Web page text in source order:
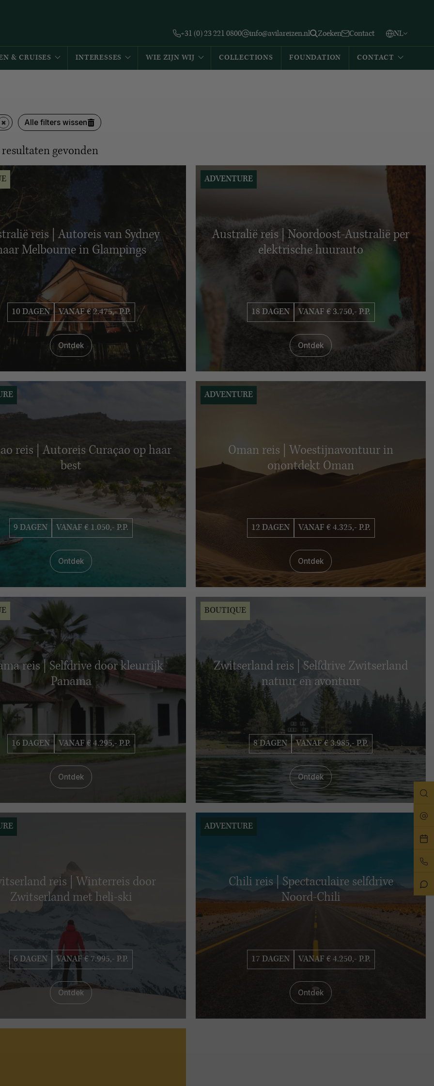
+31 (0) 23 221 0800 info@avilareizen.nl Zoeken Contact NL
Español
& CRUISES INTERESSES WIE ZIJN WIJ COLLECTIONS FOUNDATION CONTACT
Bel
Alle filters wissen
resultaten gevonden
reis | Autoreis van Sydney
Melbourne in Glampings
10 DAGEN VANAF € 2.475,- P.P.
Ontdek
Australië reis | Noordoost-Australië per
elektrische huurauto
18 DAGEN VANAF € 3.750,- P.P.
Ontdek
ADVENTURE
reis | Autoreis Curaçao op haar
best
9 DAGEN VANAF € 1.050,- P.P.
Ontdek
Oman reis | Woestijnavontuur in
onontdekt Oman
12 DAGEN VANAF € 4.325,- P.P.
Ontdek
ADVENTURE
reis | Selfdrive door kleurrijk
Panama
16 DAGEN VANAF € 4.295,- P.P.
Ontdek
Zwitserland reis | Selfdrive Zwitserland
natuur en avontuur
8 DAGEN VANAF € 3.985,- P.P.
Ontdek
BOUTIQUE
reis | Winterreis door
Zwitserland met heli-ski
6 DAGEN VANAF € 7.995,- P.P.
Ontdek
Chili reis | Spectaculaire selfdrive
Noord-Chili
17 DAGEN VANAF € 4.250,- P.P.
Ontdek
ADVENTURE